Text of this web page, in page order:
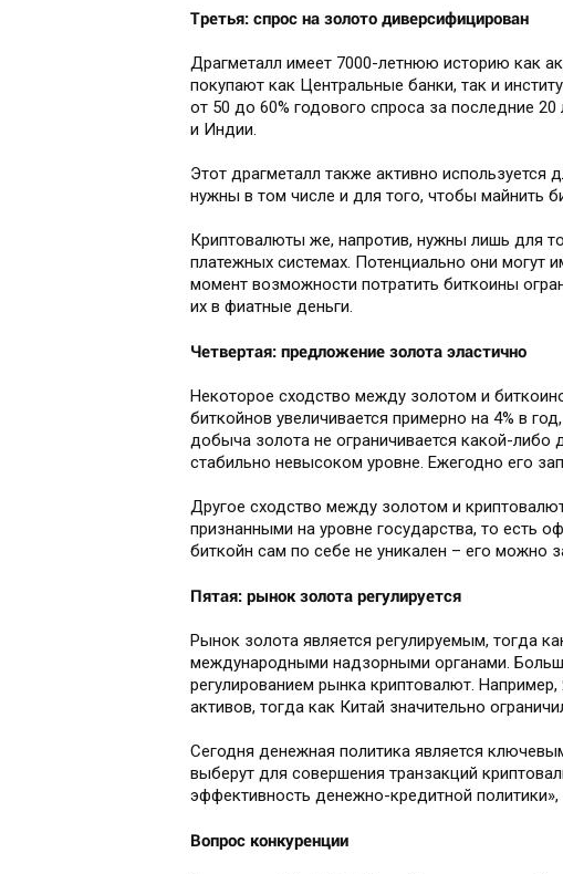
Третья: спрос на золото диверсифицирован
Драгметалл имеет 7000-летнюю историю как
покупают как Центральные банки, так и
от 50 до 60% годового спроса за последние
и Индии.
Этот драгметалл также активно
нужны в том числе и для того, чтобы майнить
Криптовалюты же, напротив, нужны лишь для
платежных системах. Потенциально они могут
момент возможности потратить биткоины
их в фиатные деньги.
Четвертая: предложение золота эластично
Некоторое сходство между золотом и
биткойнов увеличивается примерно на 4% в
добыча золота не ограничивается какой-либо
стабильно невысоком уровне. Ежегодно его
Другое сходство между золотом и
признанными на уровне государства, то есть
биткойн сам по себе не уникален – его можно
Пятая: рынок золота регулируется
Рынок золота является регулируемым, тогда
международными надзорными органами.
регулированием рынка криптовалют.
активов, тогда как Китай значительно
Сегодня денежная политика является
выберут для совершения транзакций
эффективность денежно-кредитной
Вопрос конкуренции